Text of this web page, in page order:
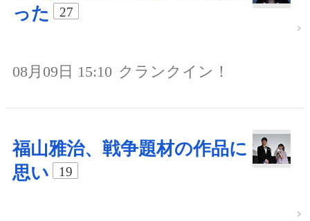
った
27
08月09日 15:10 クランクイン！
福山雅治、戦争題材の作品に
思い
19